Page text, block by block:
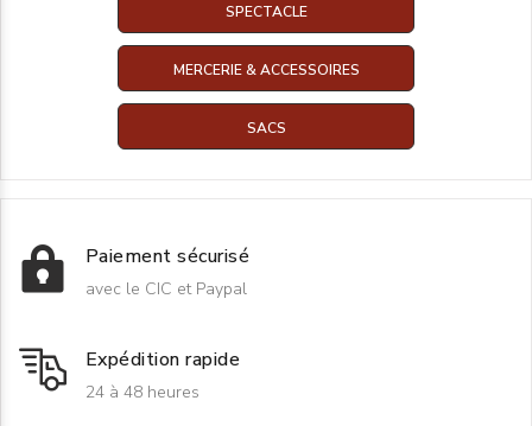
SPECTACLE
MERCERIE & ACCESSOIRES
SACS
Paiement sécurisé
avec le CIC et Paypal
Expédition rapide
24 à 48 heures